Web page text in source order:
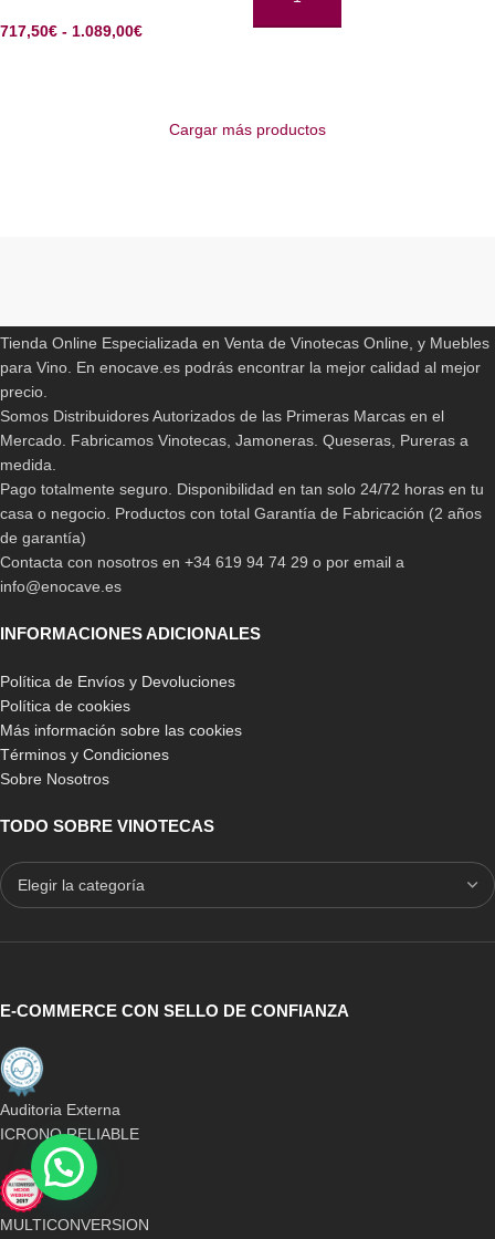
717,50€ - 1.089,00€
AÑADIR AL CARRITO
Cargar más productos
Tienda Online Especializada en Venta de Vinotecas Online, y Muebles
para Vino. En enocave.es podrás encontrar la mejor calidad al mejor
precio.
Somos Distribuidores Autorizados de las Primeras Marcas en el
Mercado. Fabricamos Vinotecas, Jamoneras. Queseras, Pureras a
medida.
Pago totalmente seguro. Disponibilidad en tan solo 24/72 horas en tu
casa o negocio. Productos con total Garantía de Fabricación (2 años
de garantía)
Contacta con nosotros en +34 619 94 74 29 o por email a
info@enocave.es
INFORMACIONES ADICIONALES
Política de Envíos y Devoluciones
Política de cookies
Más información sobre las cookies
Términos y Condiciones
Sobre Nosotros
TODO SOBRE VINOTECAS
E-COMMERCE CON SELLO DE CONFIANZA
Auditoria Externa
ICRONO RELIABLE
MULTICONVERSION